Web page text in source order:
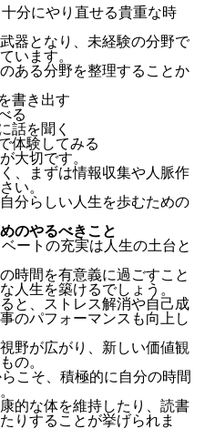
分にやり直せる貴重な時
器となり、未経験の分野で
います。
ある分野を整理することか
書き出す
る
話を聞く
体験してみる
大切です。
、まずは情報収集や人脈作
い。
分らしい人生を歩むための
のやるべきこと
ートの充実は人生の土台と
時間を有意義に過ごすこと
人生を築けるでしょう。
と、ストレス解消や自己成
のパフォーマンスも向上し
野が広がり、新しい価値観
の。
こそ、積極的に自分の時間
的な体を維持したり、読書
りすることが挙げられま